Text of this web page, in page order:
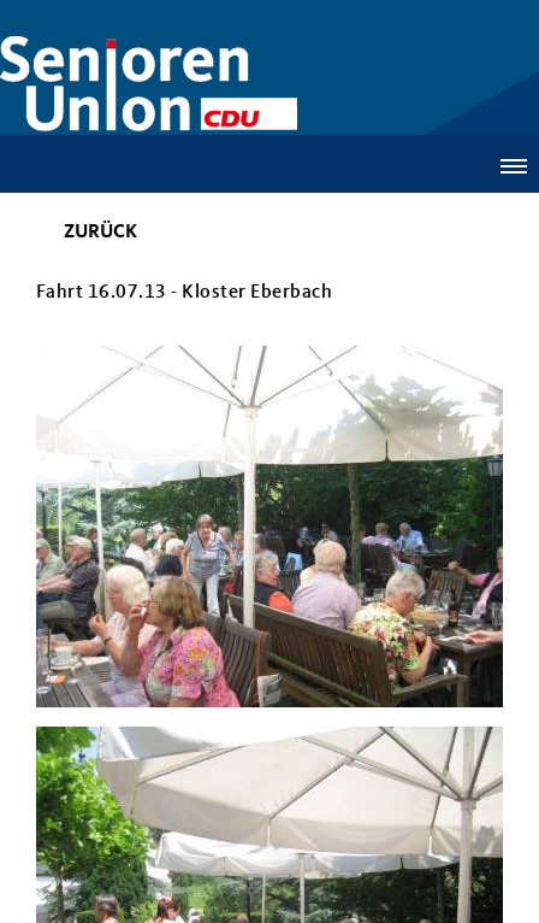
ZURÜCK
Fahrt 16.07.13 - Kloster Eberbach